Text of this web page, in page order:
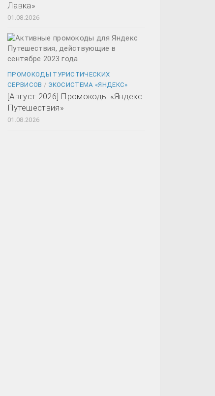
Лавка»
01.08.2026
ПРОМОКОДЫ ТУРИСТИЧЕСКИХ
СЕРВИСОВ / ЭКОСИСТЕМА «ЯНДЕКС»
[Август 2026] Промокоды «Яндекс
Путешествия»
01.08.2026